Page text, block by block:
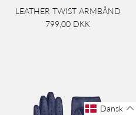
LEATHER TWIST ARMBÅND
799,00 DKK
Dansk